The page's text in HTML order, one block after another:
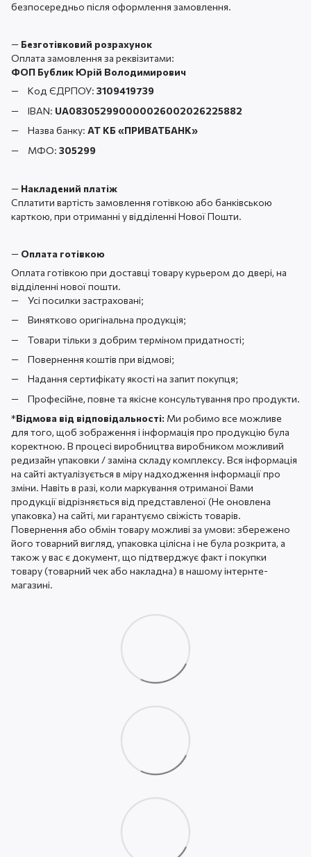
безпосередньо після оформлення замовлення.
— Безготівковий розрахунок
Оплата замовлення за реквізитами:
ФОП Бублик Юрій Володимирович
Код ЄДРПОУ: 3109419739
IBAN: UA083052990000026002026225882
Назва банку: АТ КБ «ПРИВАТБАНК»
МФО: 305299
— Накладений платіж
Сплатити вартість замовлення готівкою або банківською
карткою, при отриманні у відділенні Нової Пошти.
— Оплата готівкою
Оплата готівкою при доставці товару курьером до двері, на
відділенні нової пошти.
Усі посилки застраховані;
Винятково оригінальна продукція;
Товари тільки з добрим терміном придатності;
Повернення коштів при відмові;
Надання сертифікату якості на запит покупця;
Професійне, повне та якісне консультування про продукти.
*Відмова від відповідальності: Ми робимо все можливе
для того, щоб зображення і інформація про продукцію була
коректною. В процесі виробництва виробником можливий
редизайн упаковки / заміна складу комплексу. Вся інформація
на сайті актуалізується в міру надходження інформації про
зміни. Навіть в разі, коли маркування отриманої Вами
продукції відрізняється від представленої (Не оновлена ​​
упаковка) на сайті, ми гарантуємо свіжість товарів.
Повернення або обмін товару можливі за умови: збережено
його товарний вигляд, упаковка цілісна і не була розкрита, а
також у вас є документ, що підтверджує факт і покупки
товару (товарний чек або накладна) в нашому інтернте-
магазині.